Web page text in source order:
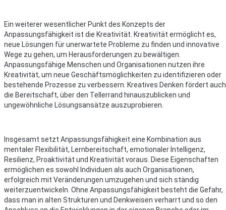
Ein weiterer wesentlicher Punkt des Konzepts der
Anpassungsfähigkeit ist die Kreativität. Kreativität ermöglicht es,
neue Lösungen für unerwartete Probleme zu finden und innovative
Wege zu gehen, um Herausforderungen zu bewältigen.
Anpassungsfähige Menschen und Organisationen nutzen ihre
Kreativität, um neue Geschäftsmöglichkeiten zu identifizieren oder
bestehende Prozesse zu verbessern. Kreatives Denken fördert auch
die Bereitschaft, über den Tellerrand hinauszublicken und
ungewöhnliche Lösungsansätze auszuprobieren.
Insgesamt setzt Anpassungsfähigkeit eine Kombination aus
mentaler Flexibilität, Lernbereitschaft, emotionaler Intelligenz,
Resilienz, Proaktivität und Kreativität voraus. Diese Eigenschaften
ermöglichen es sowohl Individuen als auch Organisationen,
erfolgreich mit Veränderungen umzugehen und sich ständig
weiterzuentwickeln. Ohne Anpassungsfähigkeit besteht die Gefahr,
dass man in alten Strukturen und Denkweisen verharrt und so den